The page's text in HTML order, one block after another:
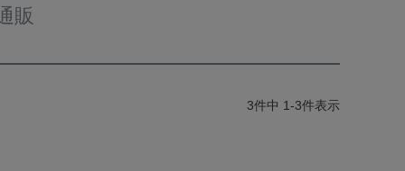
販
3件中 1-3件表示